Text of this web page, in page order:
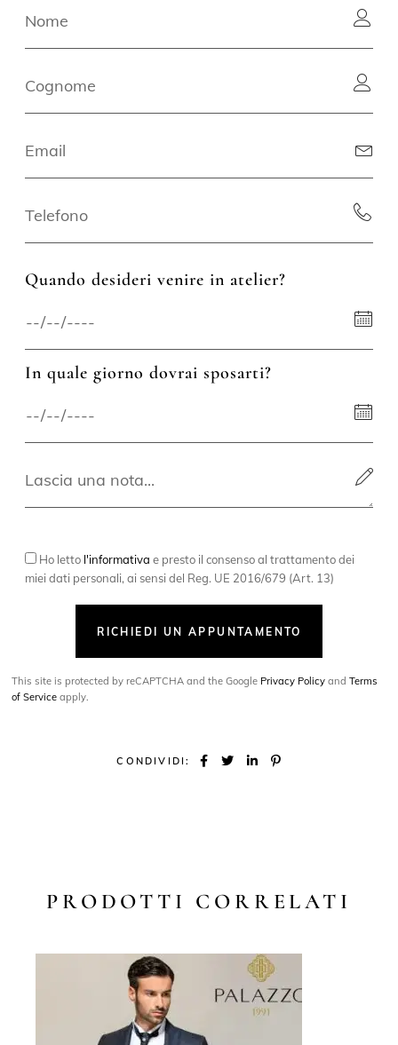
Quando desideri venire in atelier?
In quale giorno dovrai sposarti?
Ho letto l'informativa e presto il consenso al trattamento dei
miei dati personali, ai sensi del Reg. UE 2016/679 (Art. 13)
RICHIEDI UN APPUNTAMENTO
This site is protected by reCAPTCHA and the Google Privacy Policy andTerms
of Service apply.
CONDIVIDI:
PRODOTTI CORRELATI